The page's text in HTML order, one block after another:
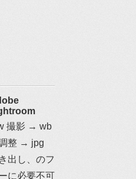
撮影 → wb
整 → jpg
出し、のフ
に必要不可